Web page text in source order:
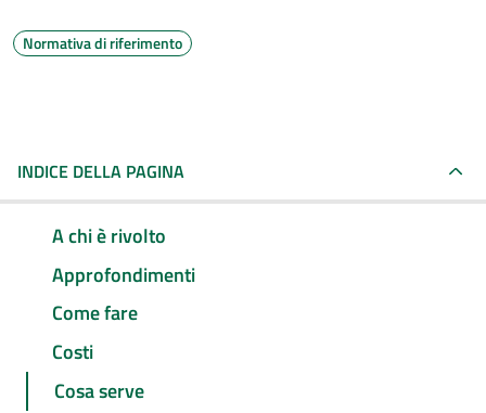
Normativa di riferimento
INDICE DELLA PAGINA
A chi è rivolto
Approfondimenti
Come fare
Costi
Cosa serve